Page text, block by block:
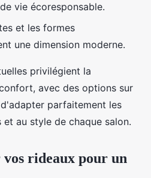
vie écoresponsable.
et les formes
une dimension moderne.
privilégient la
avec des options sur
parfaitement les
au style de chaque salon.
rideaux pour un